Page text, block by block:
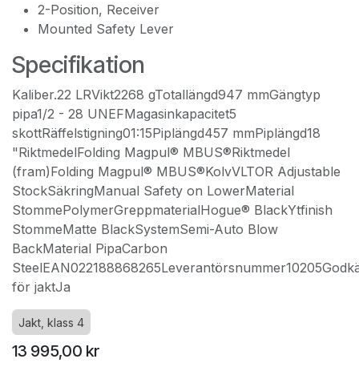
2-Position, Receiver
Mounted Safety Lever
Specifikation
Kaliber.22 LRVikt2268 gTotallängd947 mmGängtyp
pipa1/2 - 28 UNEFMagasinkapacitet5
skottRäffelstigning01:15Piplängd457 mmPiplängd18
"RiktmedelFolding Magpul® MBUS®Riktmedel
(fram)Folding Magpul® MBUS®KolvVLTOR Adjustable
StockSäkringManual Safety on LowerMaterial
StommePolymerGreppmaterialHogue® BlackYtfinish
StommeMatte BlackSystemSemi-Auto Blow
BackMaterial PipaCarbon
för jaktJa
Jakt, klass 4
13 995,00 kr